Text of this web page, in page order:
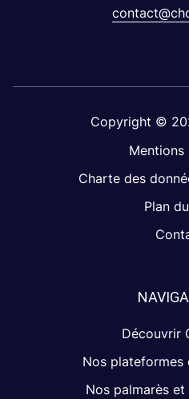
Copyright ©
Mentions
Charte des
Plan
Découvrir
Nos plateformes
Nos palmarès